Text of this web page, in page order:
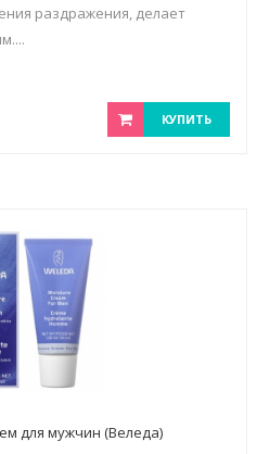
раздражения, делает
КУПИТЬ
для мужчин (Веледа)